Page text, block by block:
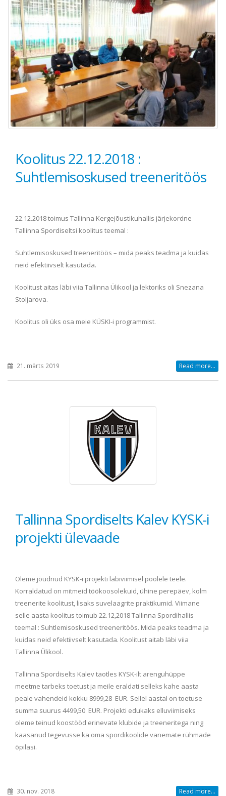
Koolitus 22.12.2018 :
Suhtlemisoskused treeneritöös
22.12.2018 toimus Tallinna Kergejõustikuhallis järjekordne
Tallinna Spordiseltsi koolitus teemal :
Suhtlemisoskused treeneritöös – mida peaks teadma ja kuidas
neid efektiivselt kasutada.
Koolitust aitas läbi viia Tallinna Ülikool ja lektoriks oli Snezana
Stoljarova.
Koolitus oli üks osa meie KÜSKI-i programmist.
21. märts 2019 Read more...
Tallinna Spordiselts Kalev KYSK-i
projekti ülevaade
Oleme jõudnud KYSK-i projekti läbiviimisel poolele teele.
Korraldatud on mitmeid töökoosolekuid, ühine perepäev, kolm
treenerite koolitust, lisaks suvelaagrite praktikumid. Viimane
selle aasta koolitus toimub 22.12,2018 Tallinna Spordihallis
teemal : Suhtlemisoskused treeneritöös. Mida peaks teadma ja
kuidas neid efektiivselt kasutada. Koolitust aitab läbi viia
Tallinna Ülikool.
Tallinna Spordiselts Kalev taotles KYSK-ilt arenguhüppe
meetme tarbeks toetust ja meile eraldati selleks kahe aasta
peale vahendeid kokku 8999,28 EUR. Sellel aastal on toetuse
summa suurus 4499,50 EUR. Projekti edukaks elluviimiseks
oleme teinud koostööd erinevate klubide ja treeneritega ning
kaasanud tegevusse ka oma spordikoolide vanemate rühmade
õpilasi.
30. nov. 2018 Read more...